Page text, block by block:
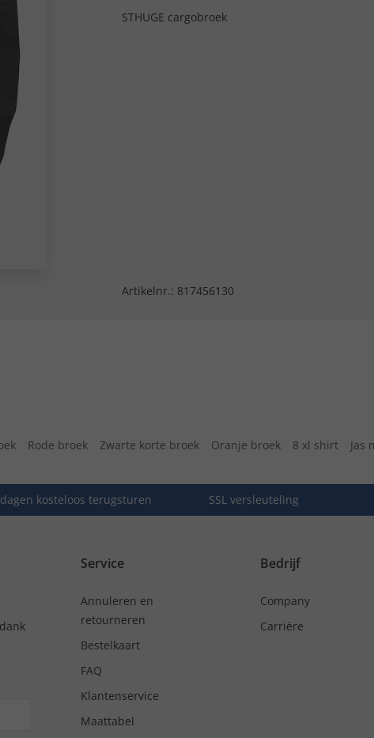
STHUGE cargobroek
Artikelnr.: 817456130
Rode broek Zwarte korte broek Oranje broek 8 xl shirt Jas
kosteloos terugsturen SSL versleuteling
Service
Annuleren en
retourneren
Bestelkaart
FAQ
Klantenservice
Maattabel
Bedrijf
Company
Carrière